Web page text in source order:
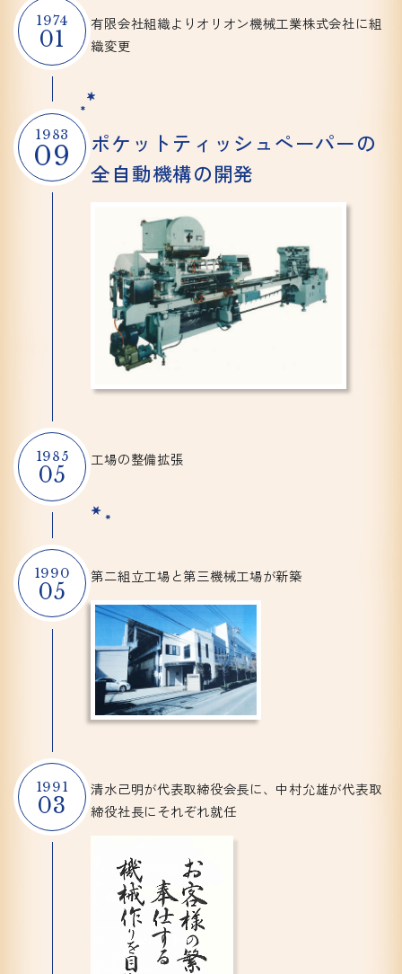
1974
01
有限会社組織よりオリオン機械工業株式会社に組
織変更
1983
09 ポケット ティッシュペーパーの
全自動機構の開発
1985
05
工場の整備拡張
1990
05
第二組立工場と第三機械工場が新築
1991
03
清水己明が代表取締役会長に、 中村允雄が代表取
締役社長にそれぞれ就任